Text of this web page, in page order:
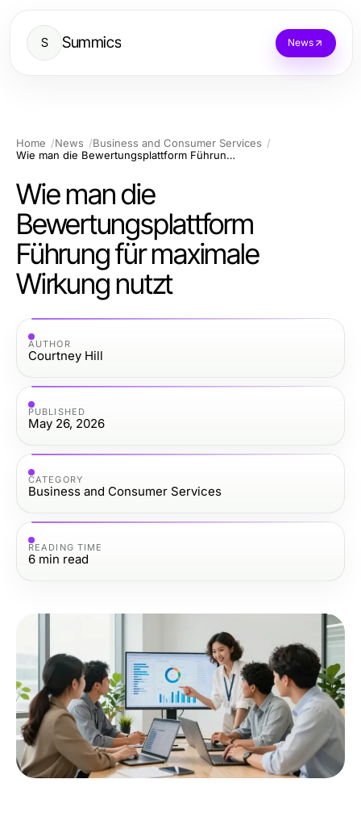
S Summics News
Home News
Business and Consumer Services
Wie man die Bewertungsplattform Führung für maximale Wirkung nutzt
Wie man die
Bewertungsplattform
Führung für maximale
Wirkung nutzt
AUTHOR
Courtney Hill
PUBLISHED
May 26, 2026
CATEGORY
Business and Consumer Services
READING TIME
6 min read